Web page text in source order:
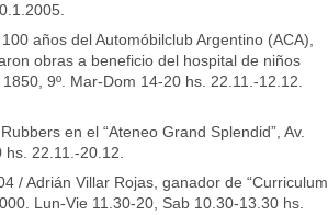
años del Automóbilclub Argentino (ACA),
obras a beneficio del hospital de niños
9º. Mar-Dom 14-20 hs. 22.11.-12.12.
en el “Ateneo Grand Splendid”, Av.
22.11.-20.12.
/ Adrián Villar Rojas, ganador de “Curriculum
Lun-Vie 11.30-20, Sab 10.30-13.30 hs.